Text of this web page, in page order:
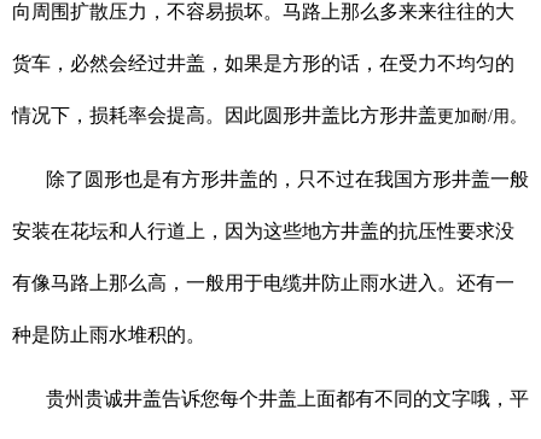
向周围扩散压力，不容易损坏。马路上那么多来来往往的大
货车，必然会经过井盖，如果是方形的话，在受力不均匀的
情况下，损耗率会提高。因此圆形井盖比方形井盖更加耐/用。
除了圆形也是有方形井盖的，只不过在我国方形井盖一般
安装在花坛和人行道上，因为这些地方井盖的抗压性要求没
有像马路上那么高，一般用于电缆井防止雨水进入。还有一
种是防止雨水堆积的。
贵州贵诚井盖告诉您每个井盖上面都有不同的文字哦，平